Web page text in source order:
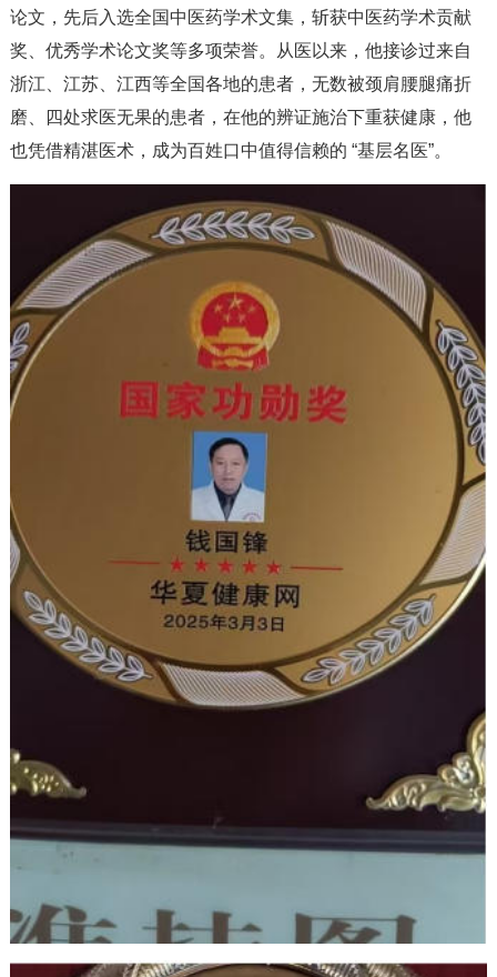
论文，先后入选全国中医药学术文集，斩获中医药学术贡献
奖、优秀学术论文奖等多项荣誉。从医以来，他接诊过来自
浙江、江苏、江西等全国各地的患者，无数被颈肩腰腿痛折
磨、四处求医无果的患者，在他的辨证施治下重获健康，他
也凭借精湛医术，成为百姓口中值得信赖的 “基层名医”。